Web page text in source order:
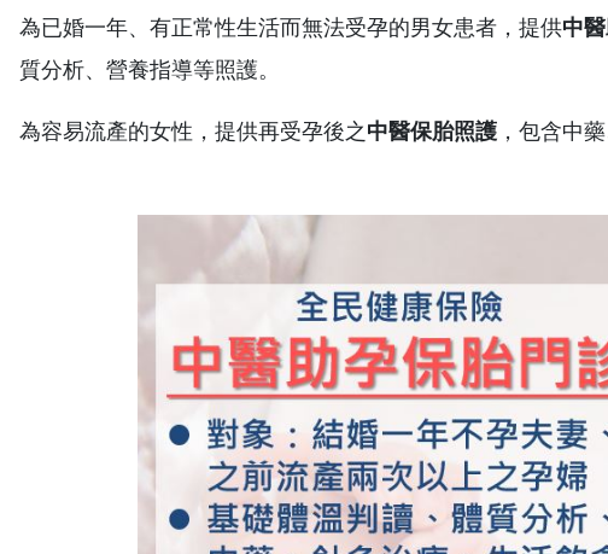
為已婚一年、有正常性生活而無法受孕的男女患者，提供中
質分析、營養指導等照護。
為容易流產的女性，提供再受孕後之 中醫保胎照護，包含中